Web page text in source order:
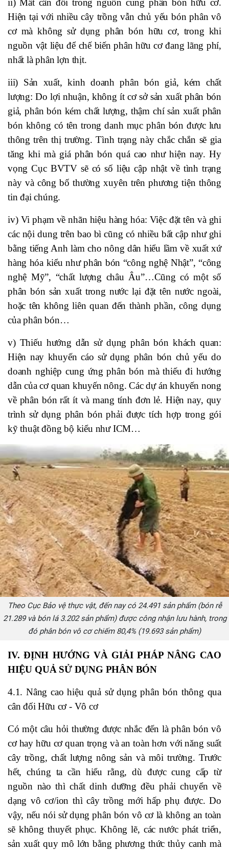
ii) Mất cân đối trong nguồn cung phân bón hữu cơ.
Hiện tại với nhiều cây trồng vẫn chủ yếu bón phân vô
cơ mà không sử dụng phân bón hữu cơ, trong khi
nguồn vật liệu để chế biến phân hữu cơ đang lãng phí,
nhất là phân lợn thịt.
iii) Sản xuất, kinh doanh phân bón giả, kém chất
lượng: Do lợi nhuận, không ít cơ sở sản xuất phân bón
giả, phân bón kém chất lượng, thậm chí sản xuất phân
bón không có tên trong danh mục phân bón được lưu
thông trên thị trường. Tình trạng này chắc chắn sẽ gia
tăng khi mà giá phân bón quá cao như hiện nay. Hy
vọng Cục BVTV sẽ có số liệu cập nhật về tình trạng
này và công bố thường xuyên trên phương tiện thông
tin đại chúng.
iv) Vi phạm về nhãn hiệu hàng hóa: Việc đặt tên và ghi
các nội dung trên bao bì cũng có nhiều bất cập như ghi
bằng tiếng Anh làm cho nông dân hiểu lầm về xuất xứ
hàng hóa kiểu như phân bón “công nghệ Nhật”, “công
nghệ Mỹ”, “chất lượng châu Âu”…Cũng có một số
phân bón sản xuất trong nước lại đặt tên nước ngoài,
hoặc tên không liên quan đến thành phần, công dụng
của phân bón…
v) Thiếu hướng dẫn sử dụng phân bón khách quan:
Hiện nay khuyến cáo sử dụng phân bón chủ yếu do
doanh nghiệp cung ứng phân bón mà thiếu đi hướng
dẫn của cơ quan khuyến nông. Các dự án khuyến nong
về phân bón rất ít và mang tính đơn lẻ. Hiện nay, quy
trình sử dụng phân bón phải được tích hợp trong gói
kỹ thuật đồng bộ kiểu như ICM…
Theo Cục Bảo vệ thực vật, đến nay có 24.491 sản phẩm (bón rễ
21.289 và bón lá 3.202 sản phẩm) được công nhận lưu hành, trong
đó phân bón vô cơ chiếm 80,4% (19.693 sản phẩm)
IV. ĐỊNH HƯỚNG VÀ GIẢI PHÁP NÂNG CAO
HIỆU QUẢ SỬ DỤNG PHÂN BÓN
4.1. Nâng cao hiệu quả sử dụng phân bón thông qua
cân đối Hữu cơ - Vô cơ
Có một câu hỏi thường được nhắc đến là phân bón vô
cơ hay hữu cơ quan trọng và an toàn hơn với năng suất
cây trồng, chất lượng nông sản và môi trường. Trước
hết, chúng ta cần hiểu rằng, dù được cung cấp từ
nguồn nào thì chất dinh dưỡng đều phải chuyển về
dạng vô cơ/ion thì cây trồng mới hấp phụ được. Do
vậy, nếu nói sử dụng phân bón vô cơ là không an toàn
sẽ không thuyết phục. Không lẽ, các nước phát triển,
sản xuất quy mô lớn bằng phương thức thủy canh mà